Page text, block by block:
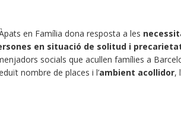
en Família dona resposta a les
en situació de solitud i
socials que acullen famílies a
nombre de places i l’ambient acollidor,